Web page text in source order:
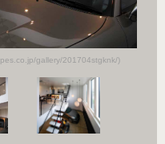
gallery/201704stgknk/)